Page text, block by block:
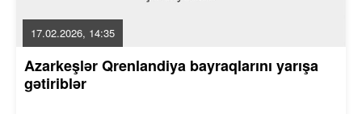
17.02.2026, 14:35
Azarkeşlər Qrenlandiya bayraqlarını yarışa
gətiriblər